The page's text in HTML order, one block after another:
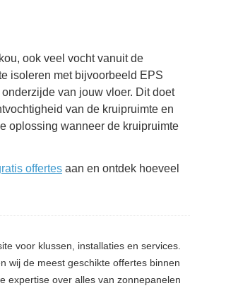
ook veel vocht vanuit de
isoleren met bijvoorbeeld EPS
van jouw vloer. Dit doet
van de kruipruimte en
oplossing wanneer de kruipruimte
offertes aan en ontdek hoeveel
voor klussen, installaties en services.
wij de meest geschikte offertes binnen
expertise over alles van zonnepanelen